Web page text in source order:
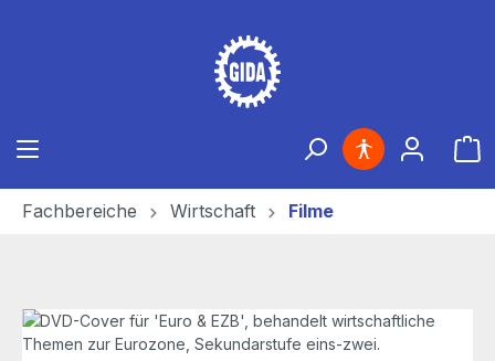
Fachbereiche Wirtschaft Filme
Bildergalerie überspringen